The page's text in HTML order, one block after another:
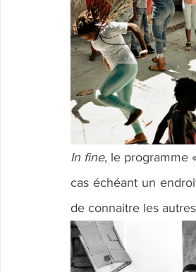
In fine, le programme
cas échéant un
de connaitre les